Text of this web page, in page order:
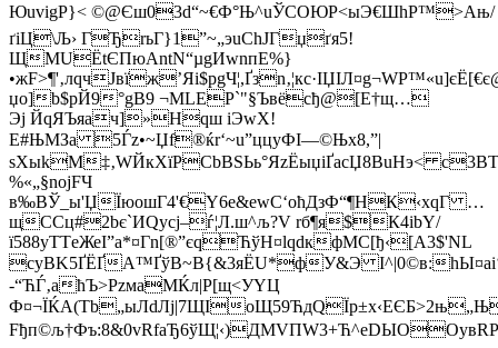
ЮuvigP}< ©@Єш03d“~€Ф°Њ^uЎСOЮP<ыЭ€ШhP™>Ањ/
ґiЦ\Љ› ГЂrьГ}1”~„эuChJГџґя5!
ЩМUЁtЄПюAntN“µgИwnпE%}
џо]b$рЙ9°gB9 ¬MLEP`"§Ъвёсђ@[Е†щ…
Эj ЙqЯЪяач]»Нqш­ iЭwХ!
Е#ЊMЗa 5Ѓz•~Џf®ќr‘~u”ццуФI—©Њх8,”|
ѕXыkM‡‚WЙкXїPCbBЅЬь°ЯzЁыџіҐаcЏ8ВuНэ<
%«„§nojFЧ
в‰ВЎ_ы'ЏЇюошГ4'€Y6е&еwС‘oћДзФ“¶HК‹хqГ …
щССц#2bє`ИQуcј–ѓ¦Л.ш^љ?V rб¶я$К4ibY/
ї588уTТeЖеІ”а*¤Гn[®”єqЋўH¤lqdкфMС[ђ‹[А3$'NL
сyВK5ҐЁҐА™ҐўВ~В{&3яЁU*фУ&Э I^|0©в:
-“ЋЃ‚aћЪ>PzмaMЌл|Р[щ<УYЦ
Ф¤¬ЇЌA(Tb„ыЛdЛj|7ЩІ